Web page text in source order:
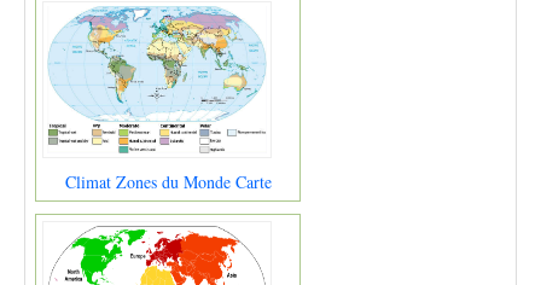
Climat Zones du Monde Carte